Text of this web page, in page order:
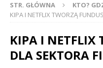
STR. GŁÓWNA KTO?
KIPA I NETFLIX TWORZĄ
KIPA I NETFLIX
DLA SEKTORA